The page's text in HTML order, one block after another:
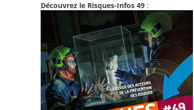
Découvrez le Risques-Infos 49 :